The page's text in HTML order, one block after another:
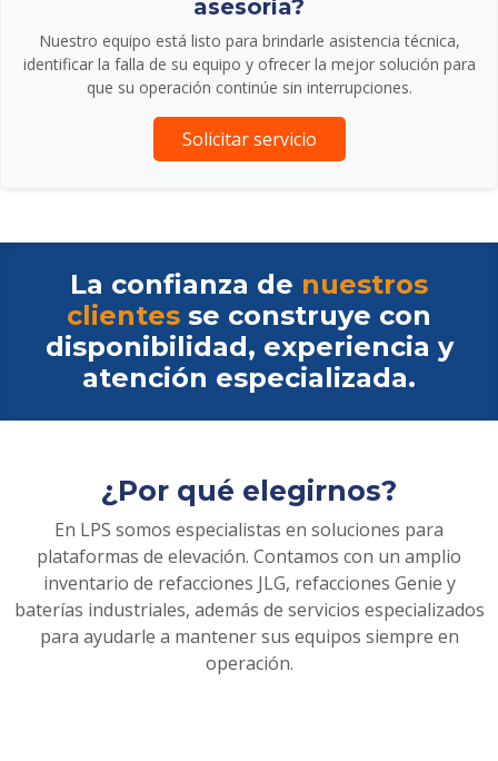
asesoría?
Nuestro equipo está listo para brindarle asistencia técnica,
identificar la falla de su equipo y ofrecer la mejor solución para
que su operación continúe sin interrupciones.
Solicitar servicio
La confianza de nuestros
clientes se construye con
disponibilidad, experiencia y
atención especializada.
¿Por qué elegirnos?
En LPS somos especialistas en soluciones para
plataformas de elevación. Contamos con un amplio
inventario de refacciones JLG, refacciones Genie y
baterías industriales, además de servicios especializados
para ayudarle a mantener sus equipos siempre en
operación.